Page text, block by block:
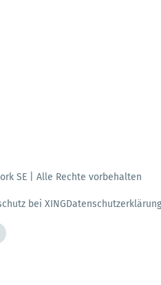
SE | Alle Rechte vorbehalten
bei XINGDatenschutzerklärung